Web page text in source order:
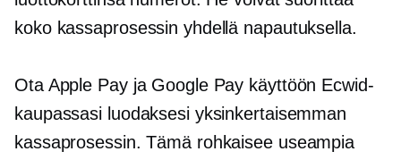
koko kassaprosessin yhdellä napautuksella.
Ota Apple Pay ja Google Pay käyttöön Ecwid-
kaupassasi luodaksesi yksinkertaisemman
kassaprosessin. Tämä rohkaisee useampia